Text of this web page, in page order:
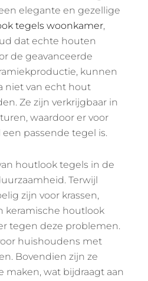
elegante en gezellige
tegels woonkamer,
dat echte houten
de geavanceerde
kunnen
niet van echt hout
Ze zijn verkrijgbaar in
waardoor er voor
passende tegel is.
houtlook tegels in de
Terwijl
zijn voor krassen,
keramische houtlook
tegen deze problemen.
huishoudens met
Bovendien zijn ze
maken, wat bijdraagt aan